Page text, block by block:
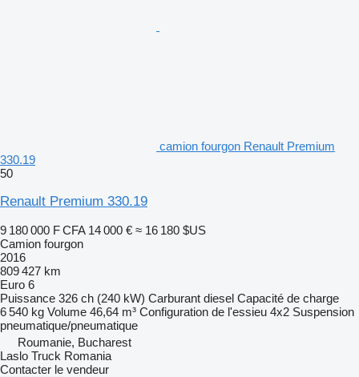
camion fourgon Renault Premium
330.19
50
Renault Premium 330.19
9 180 000 F CFA 14 000 € ≈ 16 180 $US
Camion fourgon
2016
809 427 km
Euro 6
Puissance 326 ch (240 kW) Carburant diesel Capacité de charge
6 540 kg Volume 46,64 m³ Configuration de l'essieu 4x2 Suspension
pneumatique/pneumatique
Roumanie, Bucharest
Laslo Truck Romania
Contacter le vendeur